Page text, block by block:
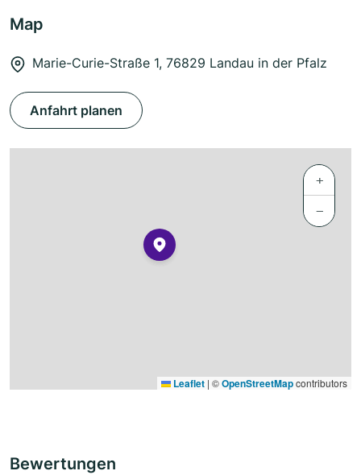
Map
Marie-Curie-Straße 1, 76829 Landau in der Pfalz
Anfahrt planen
+
−
Leaflet | ©OpenStreetMapcontributors
Bewertungen